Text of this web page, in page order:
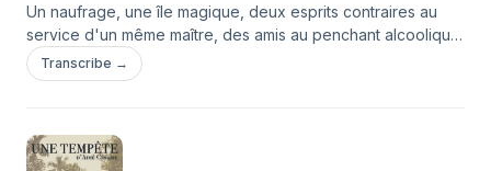
Un naufrage, une île magique, deux esprits contraires au
service d'un même maître, des amis au penchant alcoolique,
un mariage entre les enfants de vieilles
connaissances.&nbsp;Une tempête&nbsp;d'Aimé Césaire
tournant.Comédiens·nes : Roman Guégan-Tragni, Raphaël
Transcribe →